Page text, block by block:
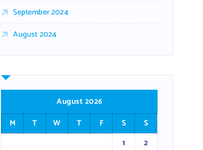
September 2024
August 2024
August 2026
M
T W T F S
S
1
2